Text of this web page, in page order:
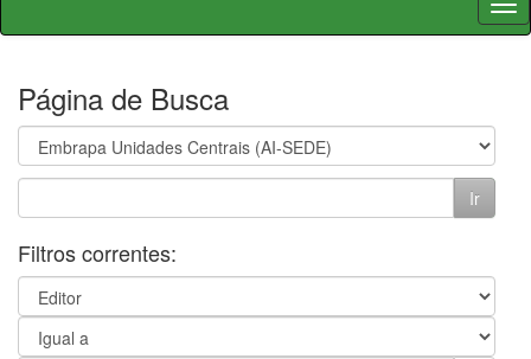
Página de Busca
Filtros correntes: